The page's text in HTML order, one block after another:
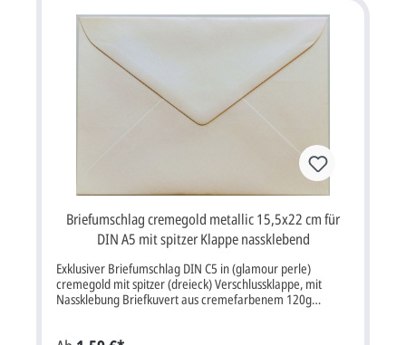
Briefumschlag cremegold metallic 15,5x22 cm für
DIN A5 mit spitzer Klappe nassklebend
Exklusiver Briefumschlag DIN C5 in (glamour perle)
cremegold mit spitzer (dreieck) Verschlussklappe, mit
Nassklebung Briefkuvert aus cremefarbenem 120g